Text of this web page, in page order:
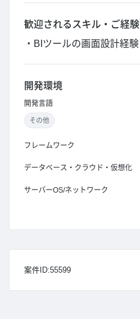
歓迎されるスキル・ご経験
・BIツールの画面設計経験
開発環境
開発言語
その他
フレームワーク
データベース・クラウド・仮想化
サーバーOS/ネットワーク
案件ID:55599